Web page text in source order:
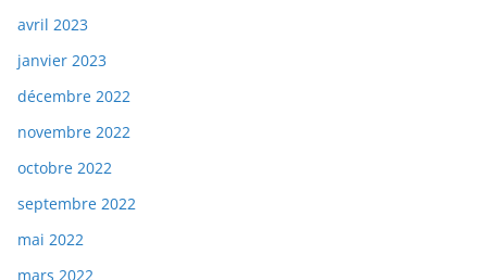
avril 2023
janvier 2023
décembre 2022
novembre 2022
octobre 2022
septembre 2022
mai 2022
mars 2022